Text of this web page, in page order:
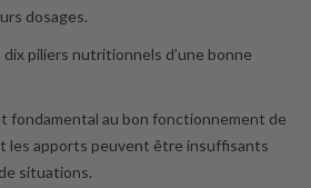
dosages.
piliers nutritionnels d’une bonne
fondamental au bon fonctionnement de
les apports peuvent être insuffisants
situations.